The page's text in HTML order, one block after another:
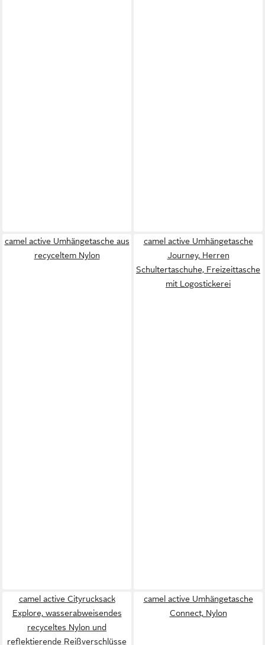
camel active Umhängetasche aus
recyceltem Nylon
camel active Umhängetasche
Journey, Herren
Schultertaschuhe, Freizeittasche
mit Logostickerei
camel active Cityrucksack
Explore, wasserabweisendes
recyceltes Nylon und
reflektierende Reißverschlüsse
camel active Umhängetasche
Connect, Nylon